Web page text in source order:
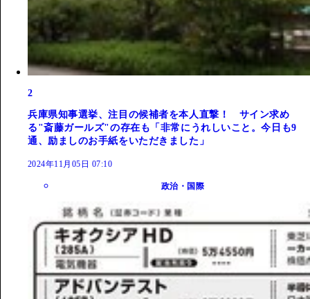
2
兵庫県知事選挙、注目の候補者を本人直撃！ サイン求め
る"斎藤ガールズ"の存在も「非常にうれしいこと。今日も9
通、励ましのお手紙をいただきました」
2024年11月05日 07:10
政治・国際